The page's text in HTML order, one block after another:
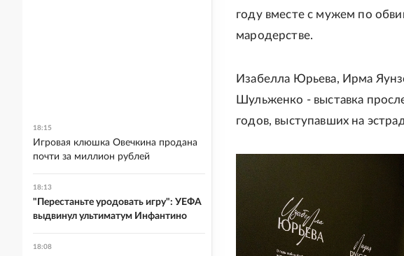
году вместе с мужем по
мародерстве.
Изабелла Юрьева, Ирма
Шульженко - выставка
годов, выступавших на
18:15
Игровая клюшка Овечкина продана
почти за миллион рублей
18:13
"Перестаньте уродовать игру": УЕФА
выдвинул ультиматум Инфантино
18:08